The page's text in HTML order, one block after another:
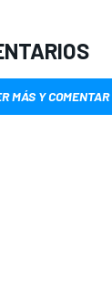
MÁS Y COMENTAR